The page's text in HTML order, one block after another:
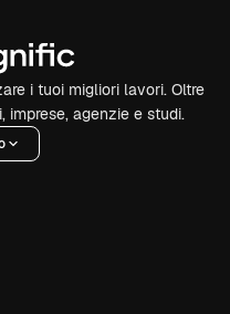
i tuoi migliori lavori. Oltre
imprese, agenzie e studi.